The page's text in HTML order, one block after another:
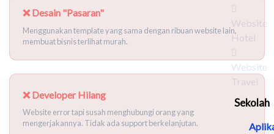
Website
Hotel
Website
Travel
Sekolah
❌ Desain "Pasaran"
Menggunakan template yang sama dengan ribuan website lain,
membuat bisnis terlihat murah.
❌ Developer Hilang
Website error tapi susah menghubungi orang yang
mengerjakannya. Tidak ada support berkelanjutan.